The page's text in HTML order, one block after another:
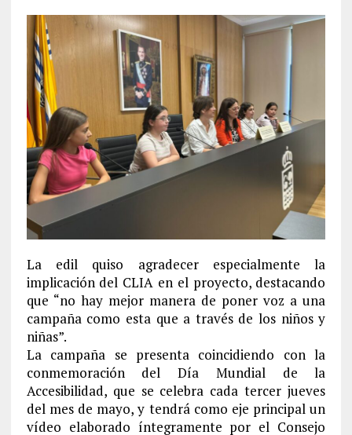
La edil quiso agradecer especialmente la
implicación del CLIA en el proyecto, destacando
que “no hay mejor manera de poner voz a una
campaña como esta que a través de los niños y
niñas”.
La campaña se presenta coincidiendo con la
conmemoración del Día Mundial de la
Accesibilidad, que se celebra cada tercer jueves
del mes de mayo, y tendrá como eje principal un
vídeo elaborado íntegramente por el Consejo